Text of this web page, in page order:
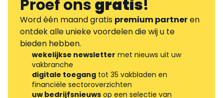
Proef onsgratis!
Word één maand gratis premium partneren
ontdek alle unieke voordelen die wij u te
bieden hebben.
wekelijkse newsletter met nieuws uit uw
vakbranche
digitale toegang tot 35 vakbladen en
financiële sectoroverzichten
uw bedrijfsnieuws op een selectie van